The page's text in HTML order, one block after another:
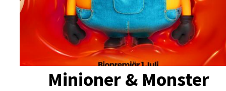
Minioner & Monster